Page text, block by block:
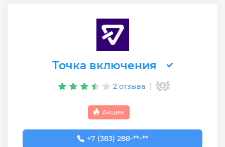
Точка включения
2 отзыва
Акции
+7 (383) 288-88-77
+7 (383) 288-**-**